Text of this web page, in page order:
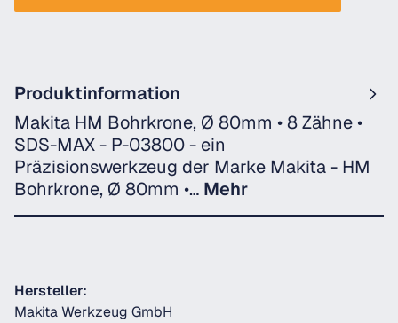
Produktinformation
Makita HM Bohrkrone, Ø 80mm • 8 Zähne •
SDS-MAX - P-03800 - ein
Präzisionswerkzeug der Marke Makita - HM
Bohrkrone, Ø 80mm •… Mehr
Hersteller:
Makita Werkzeug GmbH